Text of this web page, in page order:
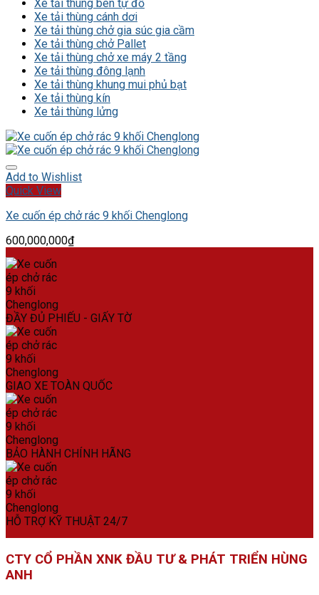
Xe tải thùng ben tự đổ
Xe tải thùng cánh dơi
Xe tải thùng chở gia súc gia cầm
Xe tải thùng chở Pallet
Xe tải thùng chở xe máy 2 tầng
Xe tải thùng đông lạnh
Xe tải thùng khung mui phủ bạt
Xe tải thùng kín
Xe tải thùng lửng
Add to Wishlist
Quick View
Xe cuốn ép chở rác 9 khối Chenglong
600,000,000₫
ĐẦY ĐỦ PHIẾU - GIẤY TỜ
GIAO XE TOÀN QUỐC
BẢO HÀNH CHÍNH HÃNG
HỖ TRỢ KỸ THUẬT 24/7
CTY CỔ PHẦN XNK ĐẦU TƯ & PHÁT TRIỂN HÙNG
ANH